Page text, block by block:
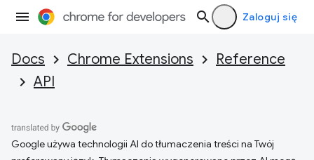
Zaloguj się
Docs Chrome Extensions
Reference
API
Google używa technologii AI do tłumaczenia treści na Twój